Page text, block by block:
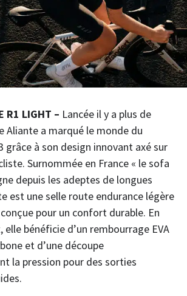
R1 LIGHT – Lancée il y a plus de
Aliante a marqué le monde du
grâce à son design innovant axé sur
Surnommée en France « le sofa
depuis les adeptes de longues
est une selle route endurance légère
pour un confort durable. En
elle bénéficie d’un rembourrage EVA
et d’une découpe
la pression pour des sorties